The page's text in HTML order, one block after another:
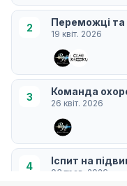
2 Переможці та
19 квіт. 2026
3 Команда
26 квіт. 2026
4 Іспит на
03 трав. 2026